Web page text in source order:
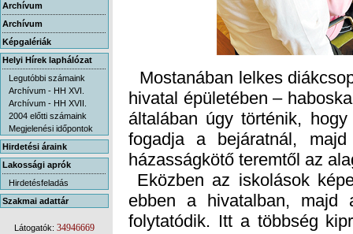
Archívum
Archívum
Képgalériák
Helyi Hírek laphálózat
Legutóbbi számaink
Archívum - HH XVI.
Archívum - HH XVII.
2004 előtti számaink
Megjelenési időpontok
Hirdetési áraink
Lakossági aprók
Hirdetésfeladás
Szakmai adattár
Látogatók: 34946669
Mostanában lelkes
hivatal épületében –
általában úgy történik,
fogadja a bejáratnál,
házasságkötő teremtől az
Eközben az iskolások
ebben a hivatalban,
folytatódik. Itt a többség
székében ülni (erről
a relikviák, amelyek az
táblája, erre nagyon
kerületeket összekötő